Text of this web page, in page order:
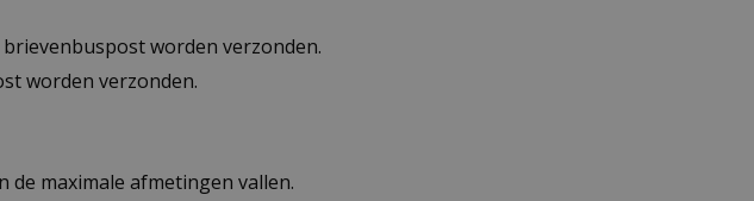
worden verzonden.
worden verzonden.
maximale afmetingen vallen.